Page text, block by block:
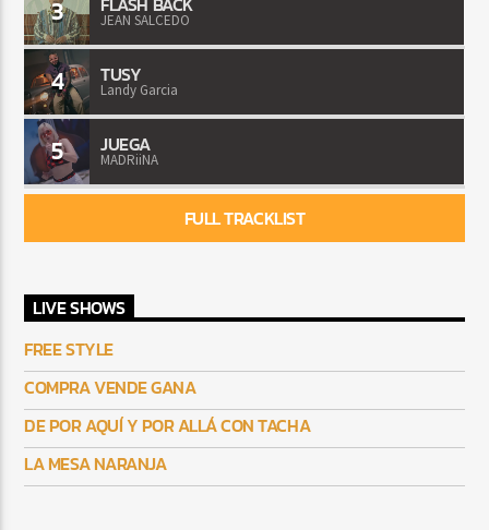
3 JEAN SALCEDO
4 TUSY
Landy Garcia
5 JUEGA
MADRiiNA
FULL TRACKLIST
LIVE SHOWS
FREE STYLE
COMPRA VENDE GANA
DE POR AQUÍ Y POR ALLÁ CON TACHA
LA MESA NARANJA